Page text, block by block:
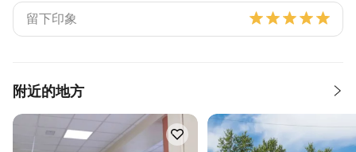
附近的地方